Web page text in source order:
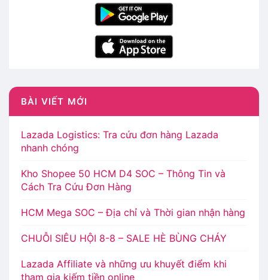
BÀI VIẾT MỚI
Lazada Logistics: Tra cứu đơn hàng Lazada
nhanh chóng
Kho Shopee 50 HCM D4 SOC – Thông Tin và
Cách Tra Cứu Đơn Hàng
HCM Mega SOC – Địa chỉ và Thời gian nhận hàng
CHUỖI SIÊU HỘI 8-8 – SALE HÈ BÙNG CHÁY
Lazada Affiliate và những ưu khuyết điểm khi
tham gia kiếm tiền online